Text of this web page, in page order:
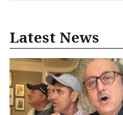
Latest News